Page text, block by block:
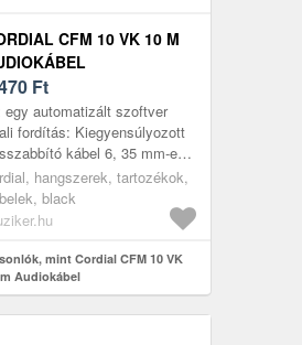
CFM 10 VK 10 M
Ft
egy automatizált szoftver
fordítás: Kiegyensúlyozott
kábel 6, 35 mm-es
jack csatlakozóhoz, pl.
Két k...
hangszerek, tartozékok,
black
mint Cordial CFM 10 VK
Audiokábel